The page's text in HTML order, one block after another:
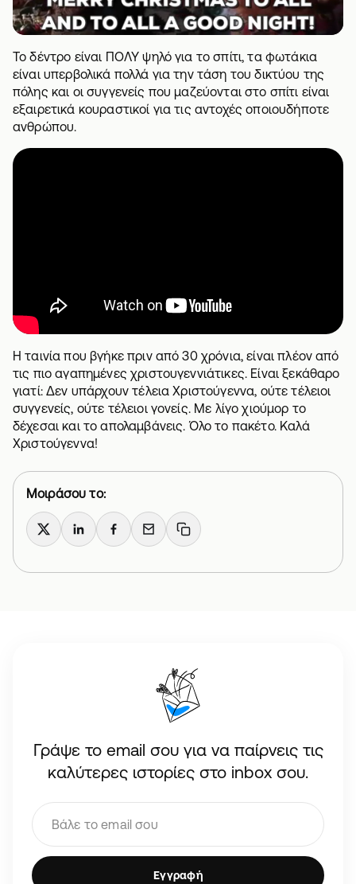
Το δέντρο είναι ΠΟΛΥ ψηλό για το σπίτι, τα φωτάκια
είναι υπερβολικά πολλά για την τάση του δικτύου της
πόλης και οι συγγενείς που μαζεύονται στο σπίτι είναι
εξαιρετικά κουραστικοί για τις αντοχές οποιουδήποτε
ανθρώπου.
Η ταινία που βγήκε πριν από 30 χρόνια, είναι πλέον από
τις πιο αγαπημένες χριστουγεννιάτικες. Είναι ξεκάθαρο
γιατί: Δεν υπάρχουν τέλεια Χριστούγεννα, ούτε τέλειοι
συγγενείς, ούτε τέλειοι γονείς. Με λίγο χιούμορ το
δέχεσαι και το απολαμβάνεις. Όλο το πακέτο. Καλά
Χριστούγεννα!
Μοιράσου το:
X LinkedInFacebook
Email Copy link
Γράψε το email σου για να παίρνεις τις
καλύτερες ιστορίες στο inbox σου.
Εγγραφή